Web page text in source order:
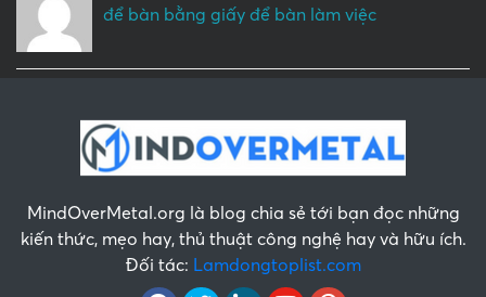
để bàn bằng giấy để bàn làm việc
MindOverMetal.org là blog chia sẻ tới bạn đọc những
kiến thức, mẹo hay, thủ thuật công nghệ hay và hữu ích.
Đối tác: Lamdongtoplist.com